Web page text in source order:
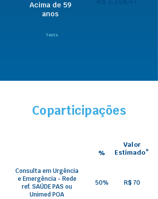
Acima de 59
anos
Texto
Coparticipações
%
Valor
Estimado*
Consulta em Urgência
e Emergência - Rede
ref. SAÚDE PAS ou
Unimed POA
50% R$ 70